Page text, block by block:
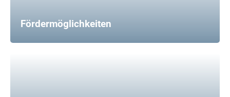
Fördermöglichkeiten